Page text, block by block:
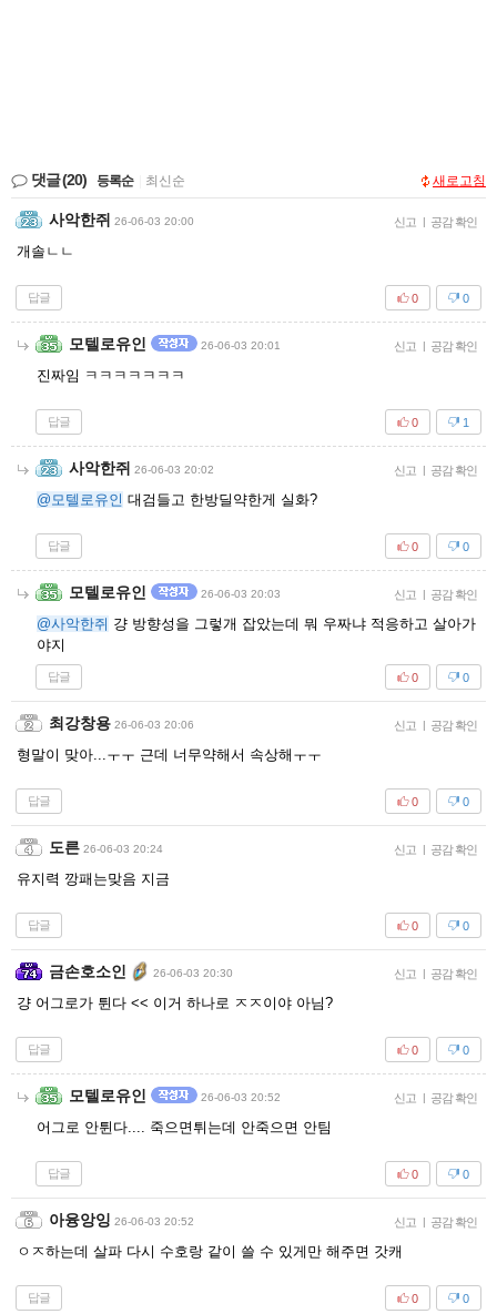
댓글(20) 등록순 최신순 새로고침
사악한쥐 26-06-03 20:00 신고 | 공감 확인
개솔ㄴㄴ
답글 0
0
모텔로유인 26-06-03 20:01 신고 | 공감 확인
진짜임 ㅋㅋㅋㅋㅋㅋㅋ
답글 1
0
사악한쥐 26-06-03 20:02 신고 | 공감 확인
@모텔로유인 대검들고 한방딜약한게 실화?
답글 0
0
모텔로유인 26-06-03 20:03 신고 | 공감 확인
@사악한쥐 걍 방향성을 그렇개 잡았는데 뭐 우짜냐 적응하고 살아가
야지
답글 0
0
최강창용 26-06-03 20:06 신고 | 공감 확인
형말이 맞아...ㅜㅜ 근데 너무약해서 속상해ㅜㅜ
답글 0
0
도른 26-06-03 20:24 신고 | 공감 확인
유지력 깡패는맞음 지금
답글 0
0
금손호소인 26-06-03 20:30 신고 | 공감 확인
걍 어그로가 튄다 << 이거 하나로 ㅈㅈ이야 아님?
답글 0
0
모텔로유인 26-06-03 20:52 신고 | 공감 확인
어그로 안튄다.... 죽으면튀는데 안죽으면 안팀
답글 0
0
아융앙잉 26-06-03 20:52 신고 | 공감 확인
ㅇㅈ하는데 살파 다시 수호랑 같이 쓸 수 있게만 해주면 갓캐
답글 0
0